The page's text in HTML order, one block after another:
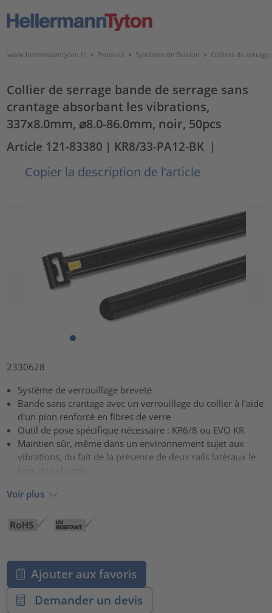
www.hellermanntyton.fr > Produits > Systèmes de fixation > Colliers de serrage
Collier de serrage bande de serrage sans
crantage absorbant les vibrations,
337x8.0mm, ⌀8.0-86.0mm, noir, 50pcs
Article 121-83380 | KR8/33-PA12-BK |
Copier la description de l’article
2330628
Système de verrouillage breveté
Bande sans crantage avec un verrouillage du collier à l'aide
d'un pion renforcé en fibres de verre
Outil de pose spécifique nécessaire : KR6/8 ou EVO KR
Maintien sûr, même dans un environnement sujet aux
vibrations, du fait de la présence de deux rails latéraux le
Voir plus
Ajouter aux favoris
Demander un devis